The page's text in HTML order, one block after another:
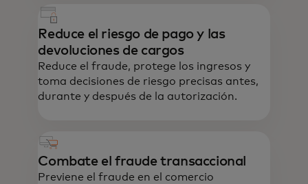
Reduce el riesgo de pago y las
devoluciones de cargos
Reduce el fraude, protege los ingresos y
toma decisiones de riesgo precisas antes,
durante y después de la autorización.
Combate el fraude transaccional
Previene el fraude en el comercio